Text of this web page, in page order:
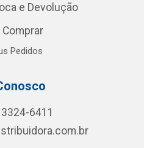
e Devolução
Comprar
Pedidos
6411